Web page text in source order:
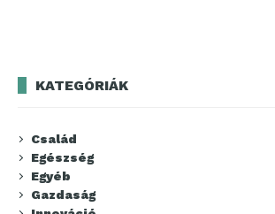
KATEGÓRIÁK
Család
Egészség
Egyéb
Gazdaság